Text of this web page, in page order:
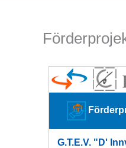
G.T.E.V. "D'